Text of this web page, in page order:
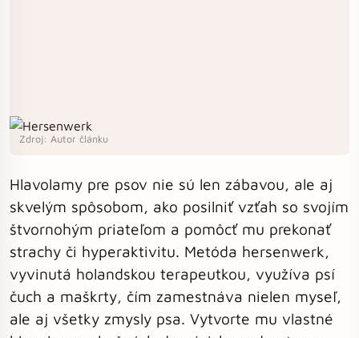
Zdroj: Autor článku
Hlavolamy pre psov nie sú len zábavou, ale aj
skvelým spôsobom, ako posilniť vzťah so svojím
štvornohým priateľom a pomôcť mu prekonať
strachy či hyperaktivitu. Metóda hersenwerk,
vyvinutá holandskou terapeutkou, využíva psí
čuch a maškrty, čím zamestnáva nielen myseľ,
ale aj všetky zmysly psa. Vytvorte mu vlastné